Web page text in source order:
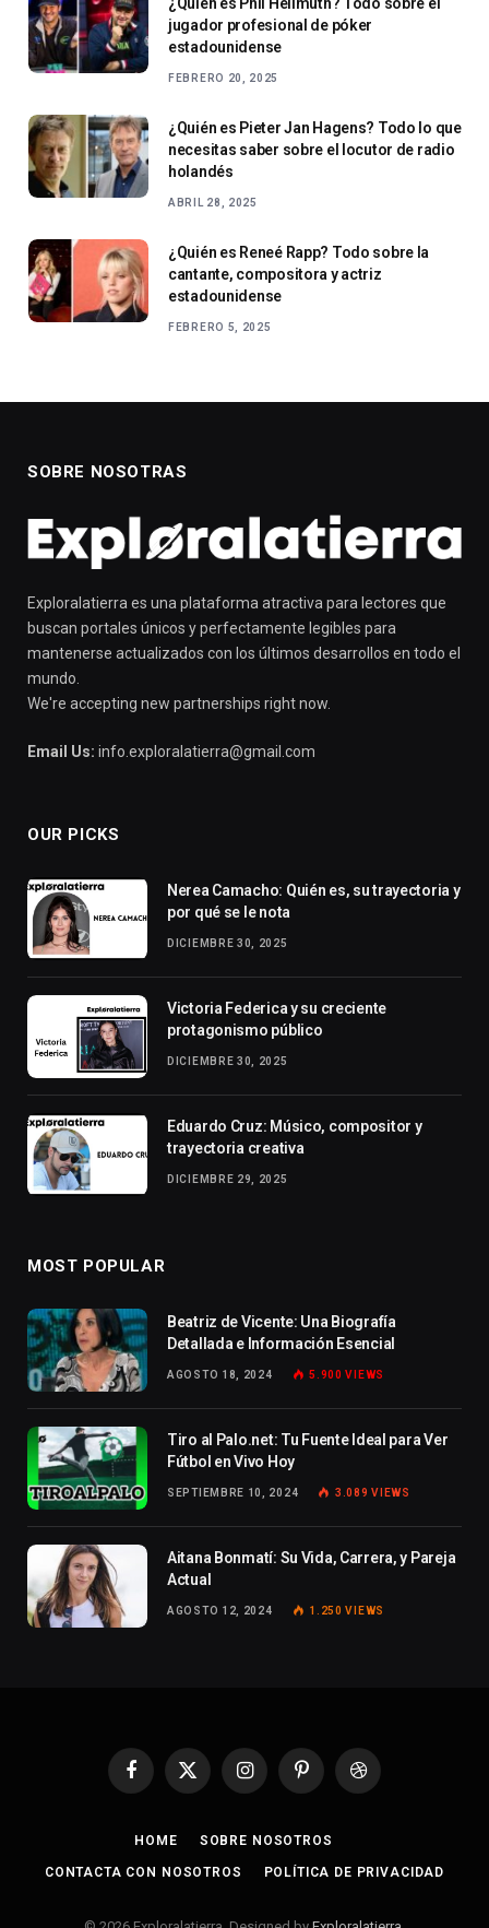
jugador profesional de póker
estadounidense
FEBRERO 20, 2025
¿Quién es Pieter Jan Hagens? Todo lo que
necesitas saber sobre el locutor de radio
holandés
ABRIL 28, 2025
¿Quién es Reneé Rapp? Todo sobre la
cantante, compositora y actriz
estadounidense
FEBRERO 5, 2025
SOBRE NOSOTRAS
Exploralatierra es una plataforma atractiva para lectores que
buscan portales únicos y perfectamente legibles para
mantenerse actualizados con los últimos desarrollos en todo el
mundo.
We're accepting new partnerships right now.
Email Us: info.exploralatierra@gmail.com
OUR PICKS
Nerea Camacho: Quién es, su trayectoria y
por qué se le nota
DICIEMBRE 30, 2025
Victoria Federica y su creciente
protagonismo público
DICIEMBRE 30, 2025
Eduardo Cruz: Músico, compositor y
trayectoria creativa
DICIEMBRE 29, 2025
MOST POPULAR
Beatriz de Vicente: Una Biografía
Detallada e Información Esencial
AGOSTO 18, 2024 5.900VIEWS
Tiro al Palo.net: Tu Fuente Ideal para Ver
Fútbol en Vivo Hoy
SEPTIEMBRE 10, 2024 3.089VIEWS
Aitana Bonmatí: Su Vida, Carrera, y Pareja
Actual
AGOSTO 12, 2024 1.250VIEWS
Facebook
X
InstagramPinterestDribbble
HOME SOBRE NOSOTROS
CONTACTA CON NOSOTROS POLÍTICA DE PRIVACIDAD